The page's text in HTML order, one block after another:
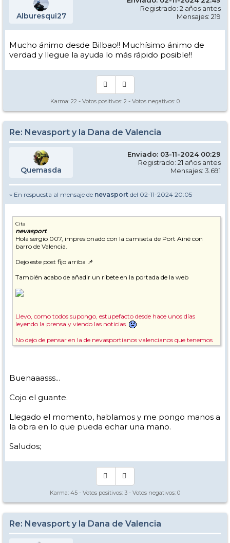
Alburesqui27
Registrado: 2 años antes
Mensajes: 219
Mucho ánimo desde Bilbao!! Muchísimo ánimo de
verdad y llegue la ayuda lo más rápido posible!!
Karma: 22 - Votos positivos: 2 - Votos negativos: 0
Re: Nevasport y la Dana de Valencia
Quemasda
Enviado: 03-11-2024 00:29
Registrado: 21 años antes
Mensajes: 3.691
» En respuesta al mensaje de nevasport del 02-11-2024 20:05
Cita
nevasport
Hola sergio 007, impresionado con la camiseta de Port Ainé con
barro de Valencia.
Dejo este post fijo arriba 📌
También acabo de añadir un ribete en la portada de la web
Llevo, como todos supongo, estupefacto desde hace unos días
leyendo la prensa y viendo las noticias
No dejo de pensar en la de nevasportianos valencianos que tenemos
aquí y que conozco, rezo por ellos a cada momento, ya me he ido
temporada, me parece una idea excelente.
😘😘
Buenaaasss...
Cojo el guante.
Llegado el momento, hablamos y me pongo manos a
la obra en lo que pueda echar una mano.
Saludos;
Karma: 45 - Votos positivos: 3 - Votos negativos: 0
Re: Nevasport y la Dana de Valencia